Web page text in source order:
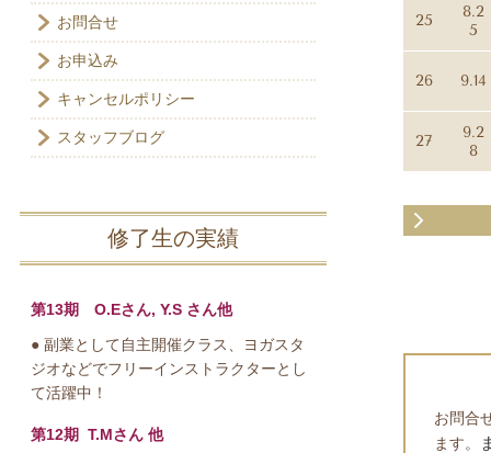
25
8.2
5
26 9.14
27
9.2
8
お問合
ます。
お問合せ
お申込み
キャンセルポリシー
スタッフブログ
修了生の実績
第13期 O.Eさん, Y.S さん他
● 副業として自主開催クラス、ヨガスタ
ジオなどでフリーインストラクターとし
て活躍中！
第12期 T.Mさん 他